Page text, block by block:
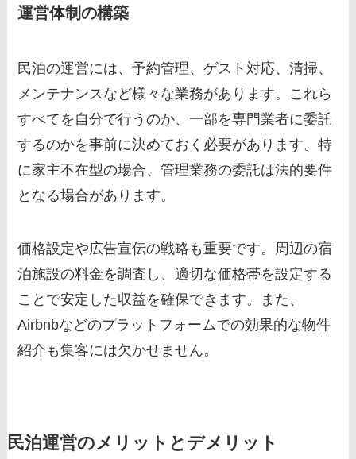
運営体制の構築
民泊の運営には、予約管理、ゲスト対応、清掃、
メンテナンスなど様々な業務があります。これら
すべてを自分で行うのか、一部を専門業者に委託
するのかを事前に決めておく必要があります。特
に家主不在型の場合、管理業務の委託は法的要件
となる場合があります。
価格設定や広告宣伝の戦略も重要です。周辺の宿
泊施設の料金を調査し、適切な価格帯を設定する
ことで安定した収益を確保できます。また、
Airbnbなどのプラットフォームでの効果的な物件
紹介も集客には欠かせません。
民泊運営のメリットとデメリット